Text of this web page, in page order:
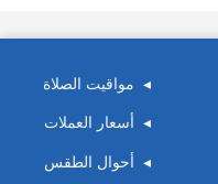
مواقيت الصلاة
أسعار العملات
أحوال الطقس